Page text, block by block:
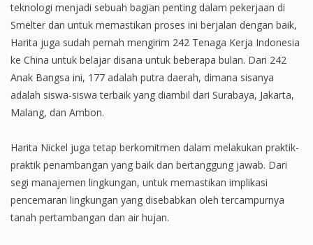
teknologi menjadi sebuah bagian penting dalam pekerjaan di
Smelter dan untuk memastikan proses ini berjalan dengan baik,
Harita juga sudah pernah mengirim 242 Tenaga Kerja Indonesia
ke China untuk belajar disana untuk beberapa bulan. Dari 242
Anak Bangsa ini, 177 adalah putra daerah, dimana sisanya
adalah siswa-siswa terbaik yang diambil dari Surabaya, Jakarta,
Malang, dan Ambon.
Harita Nickel juga tetap berkomitmen dalam melakukan praktik-
praktik penambangan yang baik dan bertanggung jawab. Dari
segi manajemen lingkungan, untuk memastikan implikasi
pencemaran lingkungan yang disebabkan oleh tercampurnya
tanah pertambangan dan air hujan.